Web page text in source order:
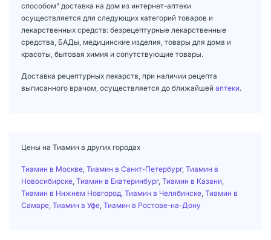
способом" доставка на дом из интернет-аптеки
осуществляется для следующих категорий товаров и
лекарственных средств: безрецептурные лекарственные
средства, БАДы, медицинские изделия, товары для дома и
красоты, бытовая химия и сопутствующие товары.
Доставка рецептурных лекарств, при наличии рецепта
выписанного врачом, осуществляется до ближайшей аптеки.
Цены на Тиамин в других городах
Тиамин в Москве Тиамин в Санкт-Петербург, Тиамин в
Новосибирске Тиамин в Екатеринбург, Тиамин в Казани
Тиамин в Нижнем Новгород Тиамин в Челябинске Тиамин в
Самаре Тиамин в Уфе Тиамин в Ростове-на-Дону